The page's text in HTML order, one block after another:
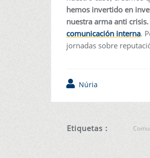
hemos invertido en
nuestra arma anti crisis.
comunicación interna.
jornadas sobre
Núria
Etiquetas :